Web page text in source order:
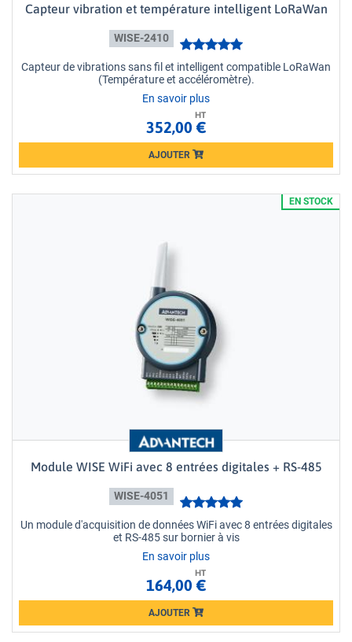
Capteur vibration et température intelligent LoRaWan
WISE-2410
Capteur de vibrations sans fil et intelligent compatible LoRaWan
(Température et accéléromètre).
En savoir plus
HT
352,00 €
AJOUTER
Loading...
EN STOCK
Module WISE WiFi avec 8 entrées digitales + RS-485
WISE-4051
Un module d'acquisition de données WiFi avec 8 entrées digitales
et RS-485 sur bornier à vis
En savoir plus
HT
164,00 €
AJOUTER
Loading...